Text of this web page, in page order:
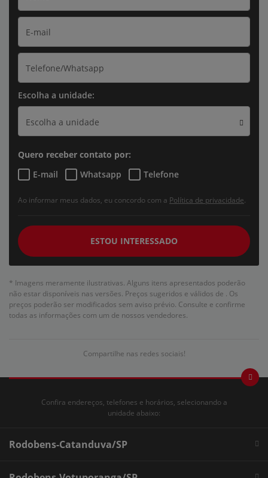
Escolha a unidade:
Escolha a unidade
Quero receber contato por:
E-mail
Whatsapp Telefone
Ao informar meus dados, eu concordo com a Política de privacidade.
ESTOU INTERESSADO
* Imagens meramente ilustrativas. Alguns itens apresentados poderão
não estar disponíveis nas versões. Preços sugeridos e válidos de . Os
preços poderão ser modificados sem aviso prévio. Consulte e confirme
todas as informações com um de nossos vendedores.
Compartilhe nas redes sociais!
Confira endereços, telefones e horários, selecionando a
unidade abaixo:
Rodobens-Catanduva/SP